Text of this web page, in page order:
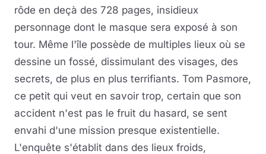
rôde en deçà des 728 pages, insidieux
personnage dont le masque sera exposé à son
tour. Même l'île possède de multiples lieux où se
dessine un fossé, dissimulant des visages, des
secrets, de plus en plus terrifiants. Tom Pasmore,
ce petit qui veut en savoir trop, certain que son
accident n'est pas le fruit du hasard, se sent
envahi d'une mission presque existentielle.
L'enquête s'établit dans des lieux froids,